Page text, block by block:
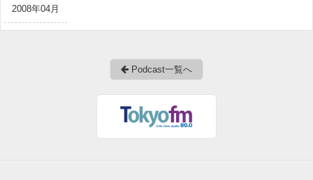
2008年04月
Podcast一覧へ